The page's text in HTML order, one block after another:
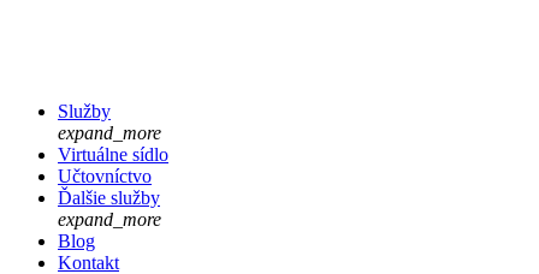
Služby
expand_more
Virtuálne sídlo
Učtovníctvo
Ďalšie služby
expand_more
Blog
Kontakt